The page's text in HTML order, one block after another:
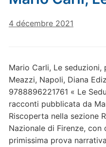
4 décembre 2021
Mario Carli, Le seduzioni,
Meazzi, Napoli, Diana
9788896221761 « Le
racconti pubblicata da
Riscoperta nella sezione
Nazionale di Firenze, con
primissima prova